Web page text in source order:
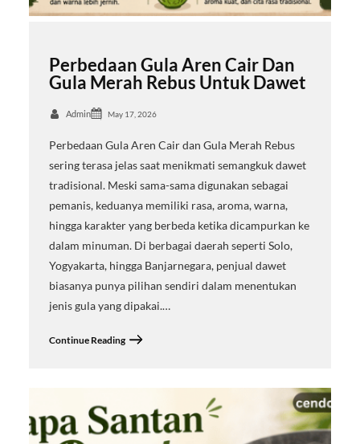
Perbedaan Gula Aren Cair Dan
Gula Merah Rebus Untuk Dawet
Admin May 17, 2026
Perbedaan Gula Aren Cair dan Gula Merah Rebus
sering terasa jelas saat menikmati semangkuk dawet
tradisional. Meski sama-sama digunakan sebagai
pemanis, keduanya memiliki rasa, aroma, warna,
hingga karakter yang berbeda ketika dicampurkan ke
dalam minuman. Di berbagai daerah seperti Solo,
Yogyakarta, hingga Banjarnegara, penjual dawet
biasanya punya pilihan sendiri dalam menentukan
jenis gula yang dipakai.…
Continue Reading